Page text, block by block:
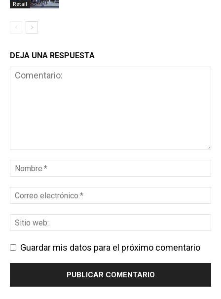
Retail
DEJA UNA RESPUESTA
Guardar mis datos para el próximo comentario